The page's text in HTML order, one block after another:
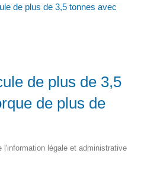
de plus de 3,5 tonnes avec
de plus de 3,5
de plus de
l'information légale et administrative